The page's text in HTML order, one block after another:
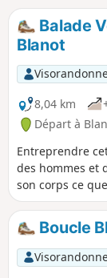
Balade
Blanot
8,04 km
Départ à
Entreprendre
des hommes et
son corps ce
cette vallée. La
encore dans
sèches qui
lavoirs patinés
imposée à la
Boucle